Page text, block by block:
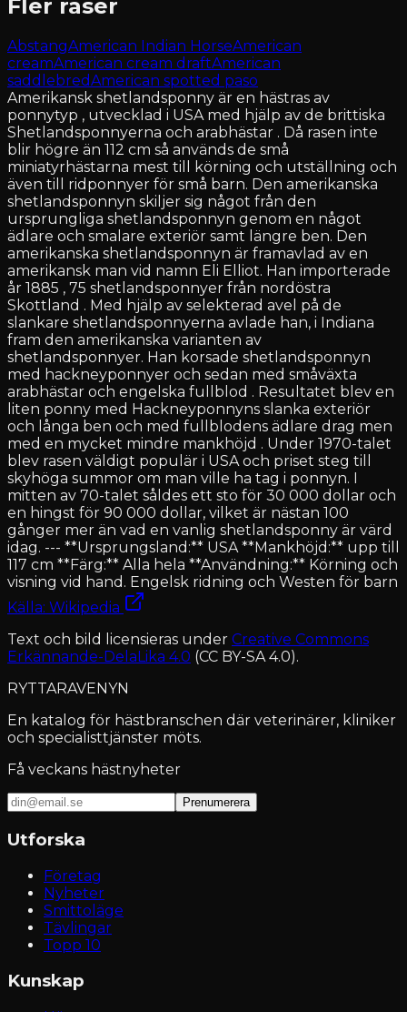
Fler raser
AbstangAmerican Indian HorseAmerican
creamAmerican cream draftAmerican
saddlebredAmerican spotted paso
Amerikansk shetlandsponny är en hästras av
ponnytyp , utvecklad i USA med hjälp av de brittiska
Shetlandsponnyerna och arabhästar . Då rasen inte
blir högre än 112 cm så används de små
miniatyrhästarna mest till körning och utställning och
även till ridponnyer för små barn. Den amerikanska
shetlandsponnyn skiljer sig något från den
ursprungliga shetlandsponnyn genom en något
ädlare och smalare exteriör samt längre ben. Den
amerikanska shetlandsponnyn är framavlad av en
amerikansk man vid namn Eli Elliot. Han importerade
år 1885 , 75 shetlandsponnyer från nordöstra
Skottland . Med hjälp av selekterad avel på de
slankare shetlandsponnyerna avlade han, i Indiana
fram den amerikanska varianten av
shetlandsponnyer. Han korsade shetlandsponnyn
med hackneyponnyer och sedan med småväxta
arabhästar och engelska fullblod . Resultatet blev en
liten ponny med Hackneyponnyns slanka exteriör
och långa ben och med fullblodens ädlare drag men
med en mycket mindre mankhöjd . Under 1970-talet
blev rasen väldigt populär i USA och priset steg till
skyhöga summor om man ville ha tag i ponnyn. I
mitten av 70-talet såldes ett sto för 30 000 dollar och
en hingst för 90 000 dollar, vilket är nästan 100
gånger mer än vad en vanlig shetlandsponny är värd
idag. --- **Ursprungsland:** USA **Mankhöjd:** upp till
117 cm **Färg:** Alla hela **Användning:** Körning och
visning vid hand. Engelsk ridning och Westen för barn
Källa: Wikipedia
Text och bild licensieras under Creative Commons
Erkännande-DelaLika 4.0 (CC BY-SA 4.0).
RYTTARAVENYN
En katalog för hästbranschen där veterinärer, kliniker
och specialisttjänster möts.
Få veckans hästnyheter
Prenumerera
Utforska
Företag
Nyheter
Smittoläge
Tävlingar
Topp 10
Kunskap